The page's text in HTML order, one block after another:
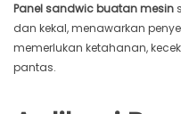
Panel sandwic buatan mesin
dan kekal, menawarkan
memerlukan ketahanan,
pantas.